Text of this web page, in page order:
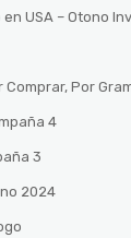
USA – Otono
Comprar, Por
4
3
2024